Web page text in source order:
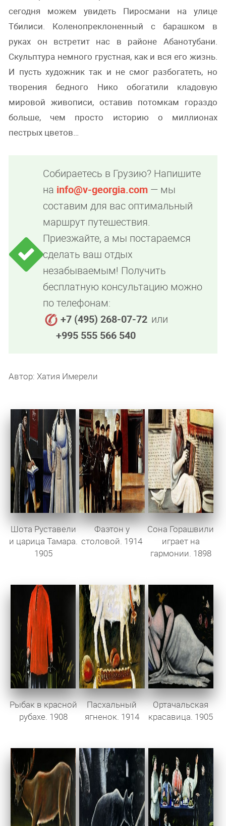
сегодня можем увидеть Пиросмани на улице
Тбилиси. Коленопреклоненный с барашком в
руках он встретит нас в районе Абанотубани.
Скульптура немного грустная, как и вся его жизнь.
И пусть художник так и не смог разбогатеть, но
творения бедного Нико обогатили кладовую
мировой живописи, оставив потомкам гораздо
больше, чем просто историю о миллионах
пестрых цветов…
Собираетесь в Грузию? Напишите
на info@v-georgia.com — мы
составим для вас оптимальный
маршрут путешествия.
Приезжайте, а мы постараемся
сделать ваш отдых
незабываемым! Получить
бесплатную консультацию можно
по телефонам:
+7 (495) 268-07-72 или
+995 555 566 540
Автор: Хатия Имерели
Шота Руставели
и царица Тамара.
1905
Фаэтон у
столовой. 1914
Сона Горашвили
играет на
гармонии. 1898
Рыбак в красной
рубахе. 1908
Пасхальный
ягненок. 1914
Ортачальская
красавица. 1905